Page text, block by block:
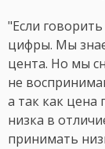
"Если
цифры. Мы
цента. Но мы
не
а так как цена
низка в
принимать